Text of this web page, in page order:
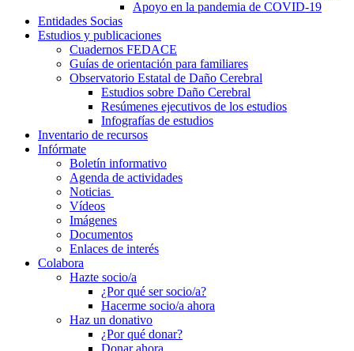
Apoyo en la pandemia de COVID-19
Entidades Socias
Estudios y publicaciones
Cuadernos FEDACE
Guías de orientación para familiares
Observatorio Estatal de Daño Cerebral
Estudios sobre Daño Cerebral
Resúmenes ejecutivos de los estudios
Infografías de estudios
Inventario de recursos
Infórmate
Boletín informativo
Agenda de actividades
Noticias
Vídeos
Imágenes
Documentos
Enlaces de interés
Colabora
Hazte socio/a
¿Por qué ser socio/a?
Hacerme socio/a ahora
Haz un donativo
¿Por qué donar?
Donar ahora